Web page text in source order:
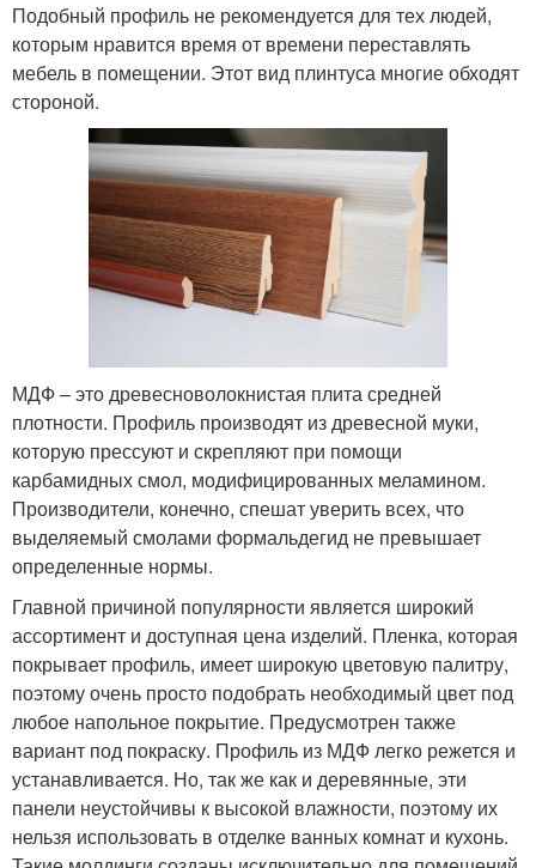
Подобный профиль не рекомендуется для тех людей,
которым нравится время от времени переставлять
мебель в помещении. Этот вид плинтуса многие обходят
стороной.
МДФ – это древесноволокнистая плита средней
плотности. Профиль производят из древесной муки,
которую прессуют и скрепляют при помощи
карбамидных смол, модифицированных меламином.
Производители, конечно, спешат уверить всех, что
выделяемый смолами формальдегид не превышает
определенные нормы.
Главной причиной популярности является широкий
ассортимент и доступная цена изделий. Пленка, которая
покрывает профиль, имеет широкую цветовую палитру,
поэтому очень просто подобрать необходимый цвет под
любое напольное покрытие. Предусмотрен также
вариант под покраску. Профиль из МДФ легко режется и
устанавливается. Но, так же как и деревянные, эти
панели неустойчивы к высокой влажности, поэтому их
нельзя использовать в отделке ванных комнат и кухонь.